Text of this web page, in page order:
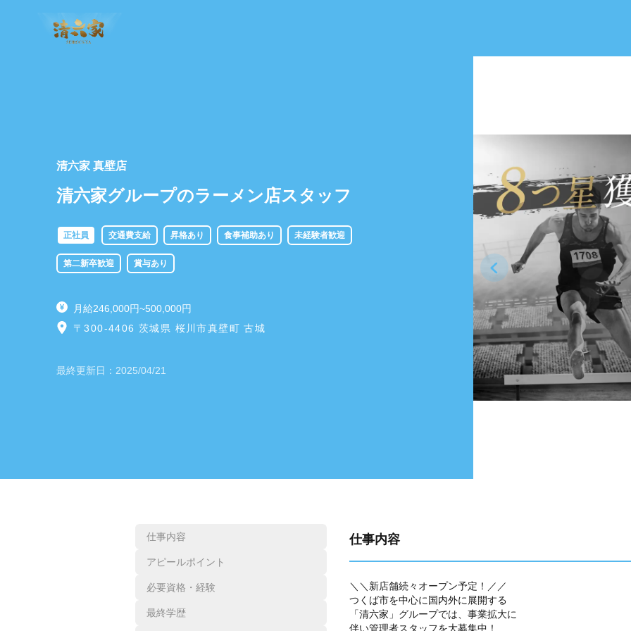
清六家 真壁店
清六家グループのラーメン店スタッフ
正社員 交通費支給 昇格あり 食事補助あり 未経験者歓迎
第二新卒歓迎 賞与あり
月給246,000円~500,000円
〒300-4406 茨城県 桜川市真壁町 古城
最終更新日： 2025/04/21
仕事内容
アピールポイント
必要資格・経験
最終学歴
仕事内容
＼＼新店舗続々オープン予定！／／
つくば市を中心に国内外に展開する
「清六家」グループでは、事業拡大に
伴い管理者スタッフを大募集中！